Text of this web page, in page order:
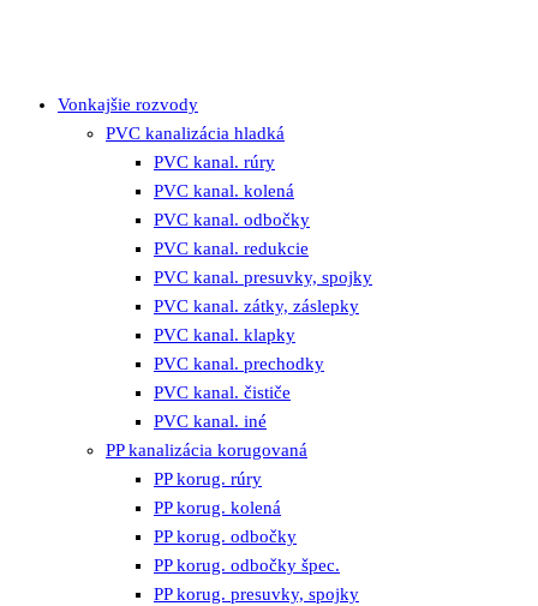
Vonkajšie rozvody
PVC kanalizácia hladká
PVC kanal. rúry
PVC kanal. kolená
PVC kanal. odbočky
PVC kanal. redukcie
PVC kanal. presuvky, spojky
PVC kanal. zátky, záslepky
PVC kanal. klapky
PVC kanal. prechodky
PVC kanal. čističe
PVC kanal. iné
PP kanalizácia korugovaná
PP korug. rúry
PP korug. kolená
PP korug. odbočky
PP korug. odbočky špec.
PP korug. presuvky, spojky